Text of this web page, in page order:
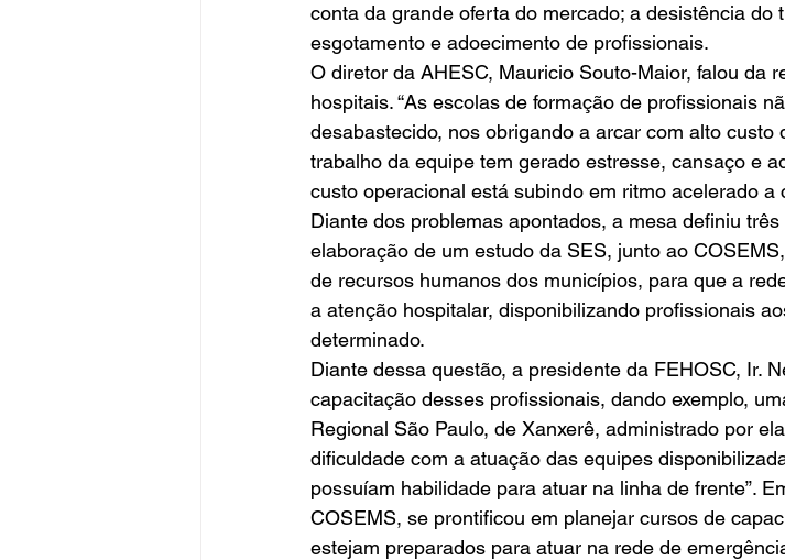
conta da grande oferta do mercado; a desistência do
esgotamento e adoecimento de profissionais.
O diretor da AHESC, Mauricio Souto-Maior, falou da
hospitais. “As escolas de formação de profissionais
desabastecido, nos obrigando a arcar com alto custo
trabalho da equipe tem gerado estresse, cansaço e
custo operacional está subindo em ritmo acelerado a
Diante dos problemas apontados, a mesa definiu
elaboração de um estudo da SES, junto ao
de recursos humanos dos municípios, para que a
a atenção hospitalar, disponibilizando profissionais
determinado.
Diante dessa questão, a presidente da FEHOSC, Ir.
capacitação desses profissionais, dando exemplo,
Regional São Paulo, de Xanxerê, administrado por
dificuldade com a atuação das equipes
possuíam habilidade para atuar na linha de frente”.
COSEMS, se prontificou em planejar cursos de
estejam preparados para atuar na rede de